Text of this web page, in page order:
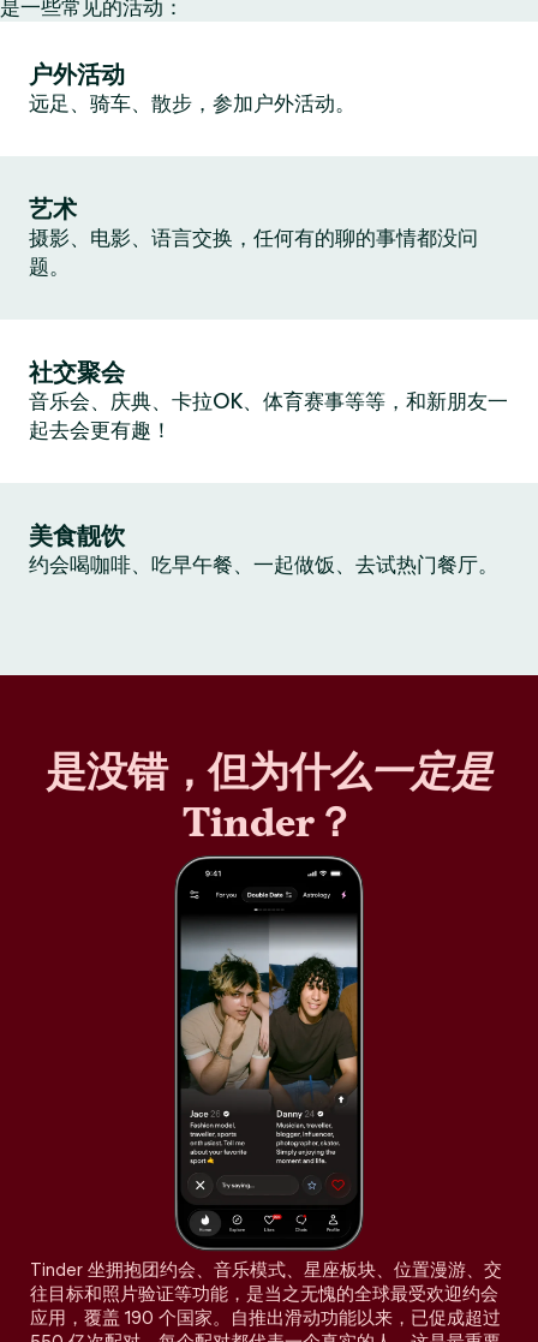
是一些常见的活动：
户外活动
远足、骑车、散步，参加户外活动。
艺术
摄影、电影、语言交换，任何有的聊的事情都没问
题。
社交聚会
音乐会、庆典、卡拉OK、体育赛事等等，和新朋友一
起去会更有趣！
美食靓饮
约会喝咖啡、吃早午餐、一起做饭、去试热门餐厅。
是没错，但为什么一定是
Tinder？
Tinder 坐拥抱团约会、音乐模式、星座板块、位置漫游、交
往目标和照片验证等功能，是当之无愧的全球最受欢迎约会
应用，覆盖 190 个国家。自推出滑动功能以来，已促成超过